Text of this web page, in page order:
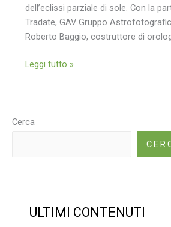
dell’eclissi parziale di sole. Con la
Tradate, GAV Gruppo
Roberto Baggio, costruttore di
Eclissi
–
Leggi tutto »
Cerca
ULTIMI CONTENUTI